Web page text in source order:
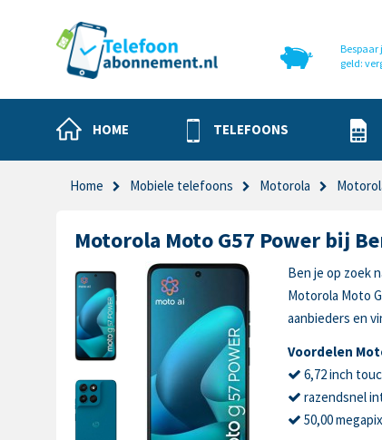
Bespaar
geld:
HOME TELEFOONS
Home Mobiele telefoons Motorola
Motorola Moto G57 Power bij
Ben je op zoek
Motorola Moto
aanbieders en
Voordelen
6,72 inch
razendsnel
50,00